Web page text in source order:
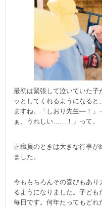
最初は緊張して泣いていた子
ッとしてくれるようになる
ますね。「しおり先生―！」
ぁ、うれしい……！」って。
正職員のときは大きな行事
ました。
今ももちろんその喜びもあり
るようになりました。子ど
毎日です。何年たってもどれ